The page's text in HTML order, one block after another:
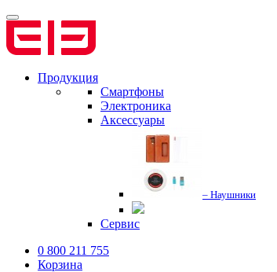
Продукция
Смартфоны
Электроника
Аксессуары
– Наушники
Сервис
0 800 211 755
Корзина